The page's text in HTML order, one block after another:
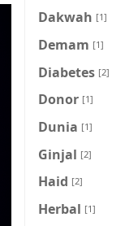
Dakwah [1]
Demam [1]
Diabetes [2]
Donor [1]
Dunia [1]
Ginjal [2]
Haid [2]
Herbal [1]